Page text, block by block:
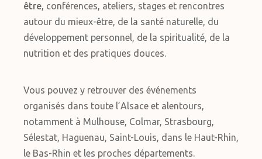
être, conférences, ateliers, stages et rencontres
autour du mieux-être, de la santé naturelle, du
développement personnel, de la spiritualité, de la
nutrition et des pratiques douces.
Vous pouvez y retrouver des événements
organisés dans toute l’Alsace et alentours,
notamment à Mulhouse, Colmar, Strasbourg,
Sélestat, Haguenau, Saint-Louis, dans le Haut-Rhin,
le Bas-Rhin et les proches départements.